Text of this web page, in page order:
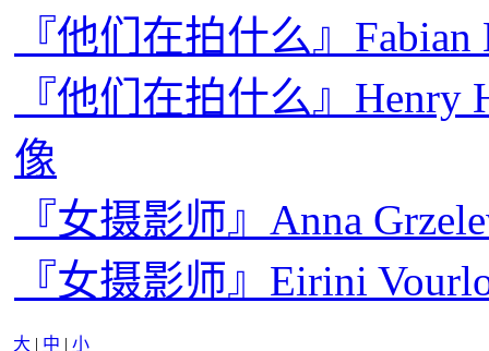
『他们在拍什么』
『他们在拍什么』Henry
像
『女摄影师』Anna
『女摄影师』Eirini
大 | 中 | 小